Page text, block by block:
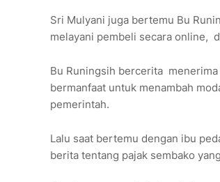
Sri Mulyani juga bertemu Bu
melayani pembeli secara online,
Bu Runingsih bercerita menerima
bermanfaat untuk menambah
pemerintah.
Lalu saat bertemu dengan ibu
berita tentang pajak sembako